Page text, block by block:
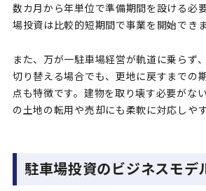
数カ月から年単位で準備期間を設ける必
場投資は比較的短期間で事業を開始できま
また、万が一駐車場経営が軌道に乗らず
切り替える場合でも、更地に戻すまでの
点も特徴です。建物を取り壊す必要がな
の土地の転用や売却にも柔軟に対応しや
駐車場投資のビジネスモデ